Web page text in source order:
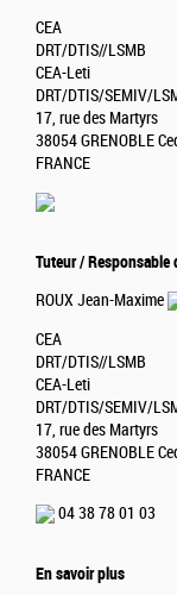
CEA
DRT/DTIS//LSMB
CEA-Leti
DRT/DTIS/SEMIV/
17, rue des Martyrs
38054 GRENOBLE
FRANCE
Tuteur / Responsable
ROUX Jean-Maxime
CEA
DRT/DTIS//LSMB
CEA-Leti
DRT/DTIS/SEMIV/
17, rue des Martyrs
38054 GRENOBLE
FRANCE
04 38 78 01 03
En savoir plus